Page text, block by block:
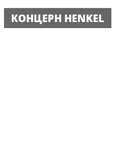
КОНЦЕРН HENKEL